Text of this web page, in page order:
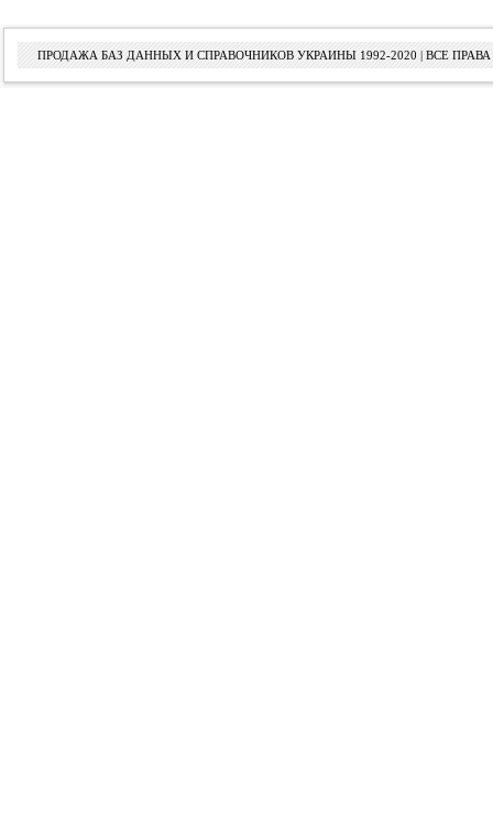
ПРОДАЖА БАЗ ДАННЫХ И СПРАВОЧНИКОВ УКРАИНЫ 1992-2020 | ВСЕ